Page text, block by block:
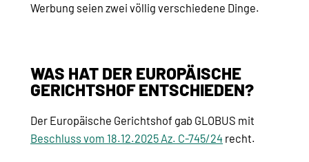
Werbung seien zwei völlig verschiedene Dinge.
WAS HAT DER EUROPÄISCHE
GERICHTSHOF ENTSCHIEDEN?
Der Europäische Gerichtshof gab GLOBUS mit
Beschluss vom 18.12.2025 Az. C-745/24 recht.